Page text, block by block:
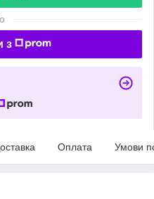
з
Оплата Умови